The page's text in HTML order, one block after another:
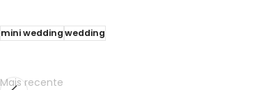
mini weddingwedding
Mais recente